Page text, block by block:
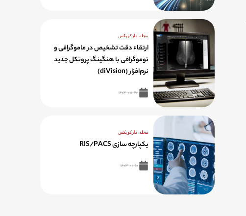
مجله مارکوپکس
ارتقاء دقت تشخیص در ماموگرافی و
توموگرافی با هنگینگ پروتکل جدید
نرم‌افزار (diVision)
مجله مارکوپکس
یکپارچه سازی RIS/PACS